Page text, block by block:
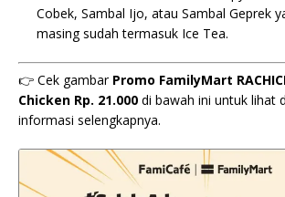
Cobek, Sambal Ijo, atau Sambal Geprek
masing sudah termasuk Ice Tea.
👉 Cek gambar Promo FamilyMart
Chicken Rp. 21.000 di bawah ini untuk lihat
informasi selengkapnya.